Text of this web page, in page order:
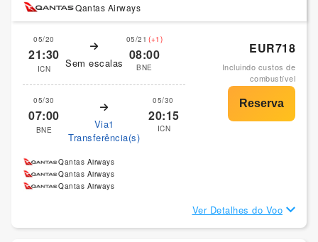
Qantas Airways
05/20
21:30
ICN Sem escalas
05/21 (+1)
08:00
BNE
05/30
07:00
BNE
Via1
Transferência(s)
05/30
20:15
ICN
EUR718
Incluindo custos de
combustível
Qantas Airways
Qantas Airways
Qantas Airways
Ver Detalhes do Voo